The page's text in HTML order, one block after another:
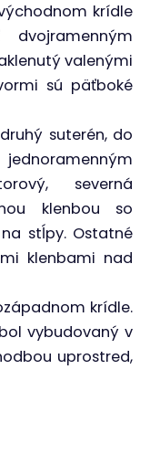
krídle
valenými
sú päťboké
suterén, do
severná
klenbou so
stĺpy. Ostatné
klenbami nad
krídle.
vybudovaný v
uprostred,